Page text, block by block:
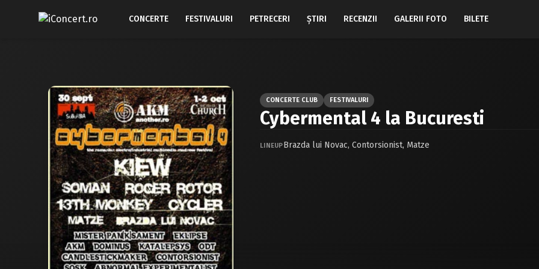
CONCERTE FESTIVALURI PETRECERI ŞTIRI RECENZII GALERII FOTO BILETE
CONCERTE CLUB FESTIVALURI
Cybermental 4 la Bucuresti
LINEUPBrazda lui Novac, Contorsionist, Matze